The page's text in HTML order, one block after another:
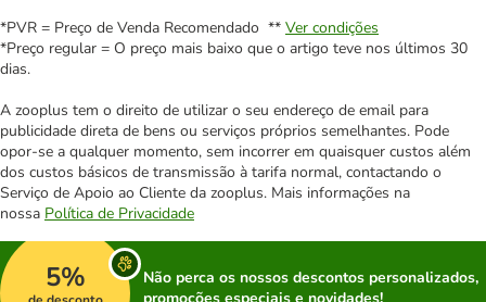
*PVR = Preço de Venda Recomendado ** Ver condições
*Preço regular = O preço mais baixo que o artigo teve nos últimos 30
dias.
A zooplus tem o direito de utilizar o seu endereço de email para
publicidade direta de bens ou serviços próprios semelhantes. Pode
opor-se a qualquer momento, sem incorrer em quaisquer custos além
dos custos básicos de transmissão à tarifa normal, contactando o
Serviço de Apoio ao Cliente da zooplus. Mais informações na
nossa Política de Privacidade
5%
Não perca os nossos descontos personalizados,